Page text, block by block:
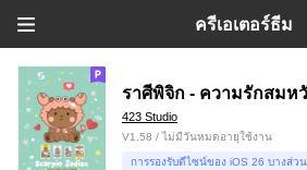
ครีเอเตอร์ธีม
ราศีพิจิก - ความรักสมหวั
423 Studio
V1.58 / ไม่มีวันหมดอายุใช้งาน
การรองรับดีไซน์ของ iOS 26 บางส่วน